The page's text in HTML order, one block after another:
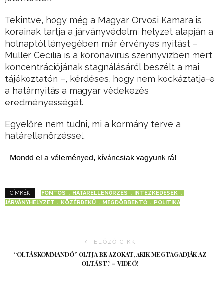
Tekintve, hogy még a Magyar Orvosi Kamara is
korainak tartja a járványvédelmi helyzet alapján a
holnaptól lényegében már érvényes nyitást –
Müller Cecília is a koronavírus szennyvízben mért
koncentrációjának stagnálásáról beszélt a mai
tájékoztatón –, kérdéses, hogy nem kockáztatja-e
a határnyitás a magyar védekezés
eredményességét.
Egyelőre nem tudni, mi a kormány terve a
határellenőrzéssel.
Mondd el a véleményed, kíváncsiak vagyunk rá!
CÍMKÉK FONTOS HATÁRELLENŐRZÉS
INTÉZKEDÉSEK
JÁRVÁNYHELYZET
KÖZÉRDEKŰ MEGDÖBBENTŐ POLITIKA
ELŐZŐ CIKK
“OLTÁSKOMMANDÓ” OLTJA BE AZOKAT, AKIK MEGTAGADJÁK AZ
OLTÁST? – VIDEÓ!